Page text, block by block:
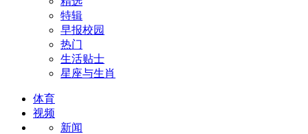
特辑
早报校园
热门
生活贴士
星座与生肖
体育
视频
新闻